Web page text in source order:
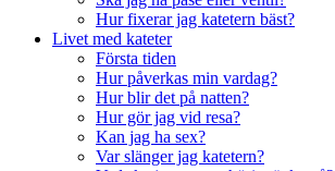
Hur fixerar jag katetern bäst?
Livet med kateter
Första tiden
Hur påverkas min vardag?
Hur blir det på natten?
Hur gör jag vid resa?
Kan jag ha sex?
Var slänger jag katetern?